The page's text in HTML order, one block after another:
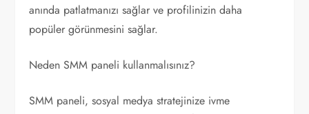
anında patlatmanızı sağlar ve profilinizin daha
popüler görünmesini sağlar.
Neden SMM paneli kullanmalısınız?
SMM paneli, sosyal medya stratejinize ivme